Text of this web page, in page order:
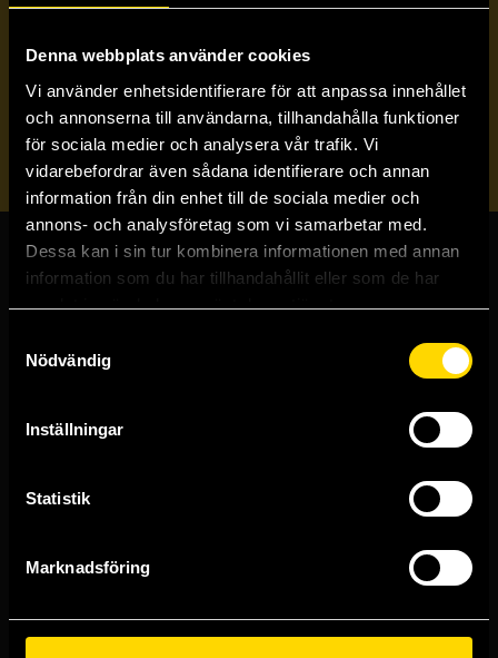
Denna webbplats använder cookies
Vi använder enhetsidentifierare för att anpassa innehållet
och annonserna till användarna, tillhandahålla funktioner
för sociala medier och analysera vår trafik. Vi
vidarebefordrar även sådana identifierare och annan
information från din enhet till de sociala medier och
annons- och analysföretag som vi samarbetar med.
Dessa kan i sin tur kombinera informationen med annan
information som du har tillhandahållit eller som de har
samlat in när du har använt deras tjänster.
Nödvändig
Inställningar
Statistik
Marknadsföring
Prenumerera på vårt nyhetsbrev
Veckobrevet
Butiker & kundtjänst
Västerlånggatan 48
111 29 Stockholm
Göteborgsbutiken
Kungsgatan 19
Malmöbutiken
Nygatan 20
582 19 Linköping